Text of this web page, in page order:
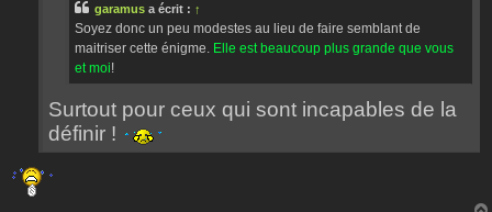
garamus a écrit : ↑
Soyez donc un peu modestes au lieu de faire semblant de
maitriser cette énigme. Elle est beaucoup plus grande que vous
et moi!
Surtout pour ceux qui sont incapables de la
définir !